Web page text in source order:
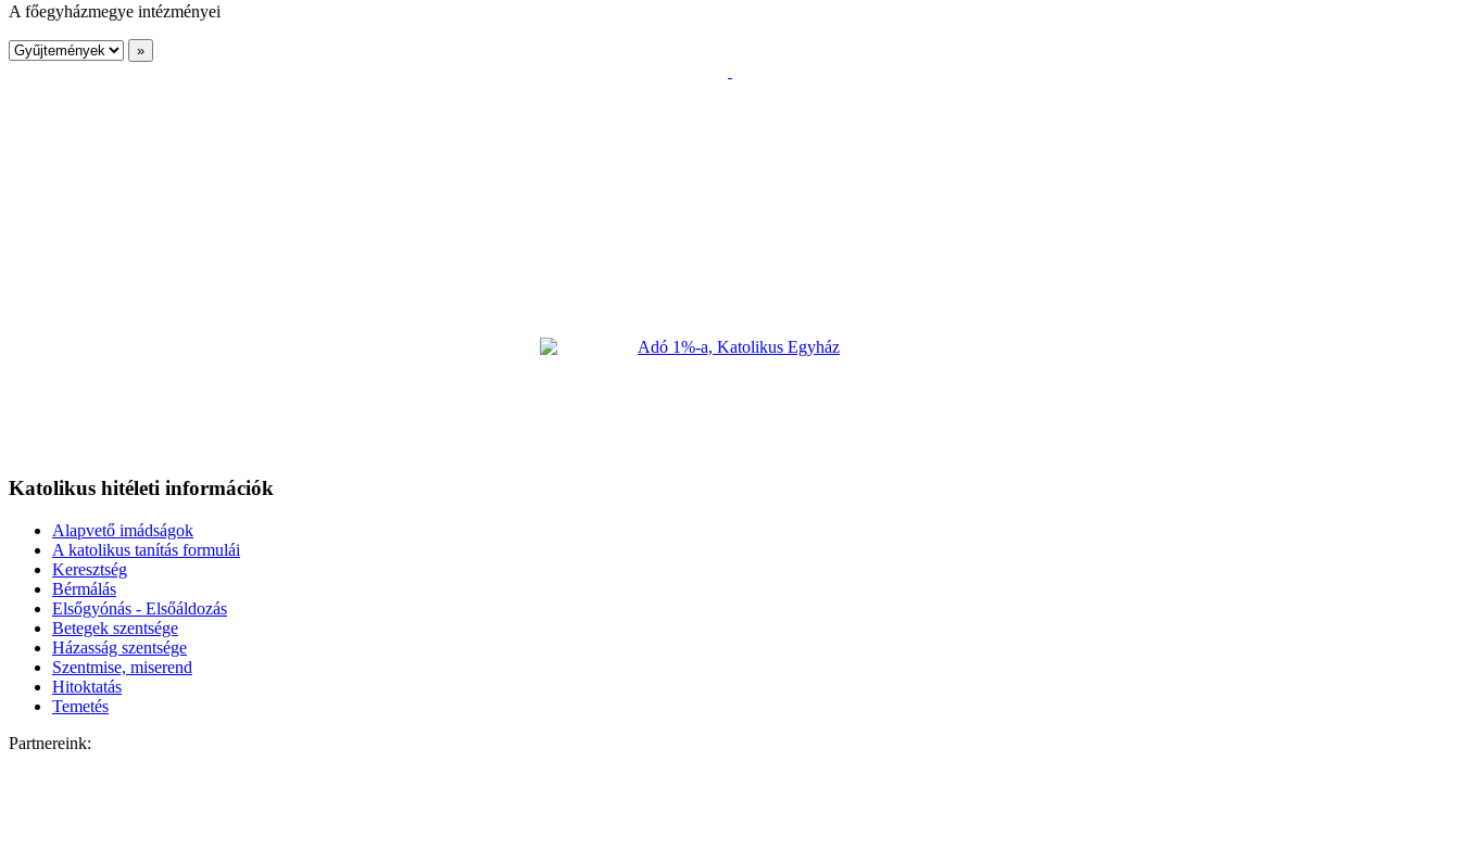
A főegyházmegye intézményei
Katolikus hitéleti információk
Alapvető imádságok
A katolikus tanítás formulái
Keresztség
Bérmálás
Elsőgyónás - Elsőáldozás
Betegek szentsége
Házasság szentsége
Szentmise, miserend
Hitoktatás
Temetés
Partnereink: